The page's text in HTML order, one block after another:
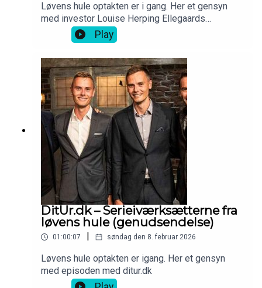
Løvens hule optakten er i gang. Her et gensyn
med investor Louise Herping Ellegaards
iværksætterhistorie - Clio Online.
Play
DitUr.dk – Serieiværksætterne fra
løvens hule (genudsendelse)
01:00:07 søndag den 8. februar 2026
Løvens hule optakten er igang. Her et gensyn
med episoden med ditur.dk